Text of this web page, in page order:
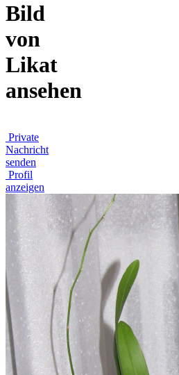
Bild
von
Likat
ansehen
Private
Nachricht
senden
Profil
anzeigen